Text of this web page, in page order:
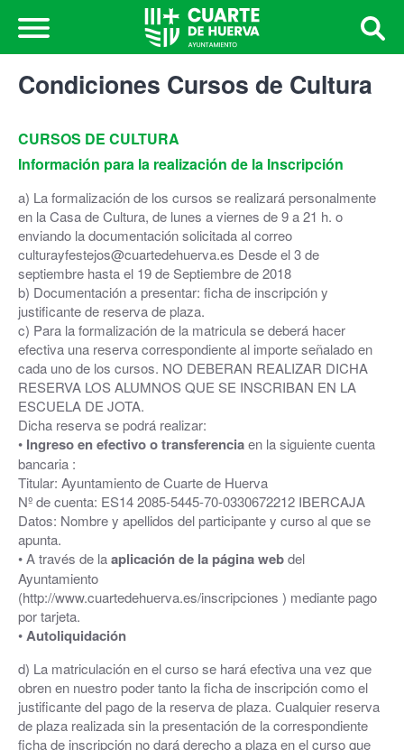
Condiciones Cursos de Cultura
CURSOS DE CULTURA
Información para la realización de la Inscripción
a) La formalización de los cursos se realizará personalmente
en la Casa de Cultura, de lunes a viernes de 9 a 21 h. o
enviando la documentación solicitada al correo
culturayfestejos@cuartedehuerva.es Desde el 3 de
septiembre hasta el 19 de Septiembre de 2018
b) Documentación a presentar: ficha de inscripción y
justificante de reserva de plaza.
c) Para la formalización de la matricula se deberá hacer
efectiva una reserva correspondiente al importe señalado en
cada uno de los cursos. NO DEBERAN REALIZAR DICHA
RESERVA LOS ALUMNOS QUE SE INSCRIBAN EN LA
ESCUELA DE JOTA.
Dicha reserva se podrá realizar:
• Ingreso en efectivo o transferenciaen la siguiente cuenta
bancaria :
Titular: Ayuntamiento de Cuarte de Huerva
Nº de cuenta: ES14 2085-5445-70-0330672212 IBERCAJA
Datos: Nombre y apellidos del participante y curso al que se
apunta.
• A través de laaplicación de la página webdel
Ayuntamiento
(http://www.cuartedehuerva.es/inscripciones ) mediante pago
por tarjeta.
•Autoliquidación
d) La matriculación en el curso se hará efectiva una vez que
obren en nuestro poder tanto la ficha de inscripción como el
justificante del pago de la reserva de plaza. Cualquier reserva
de plaza realizada sin la presentación de la correspondiente
ficha de inscripción no dará derecho a plaza en el curso que